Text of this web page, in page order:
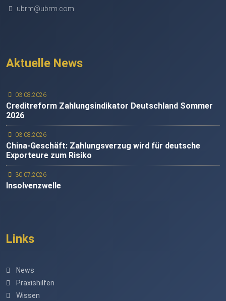
ubrm@ubrm.com
Aktuelle News
03.08.2026
Creditreform Zahlungsindikator Deutschland Sommer
2026
03.08.2026
China-Geschäft: Zahlungsverzug wird für deutsche
Exporteure zum Risiko
30.07.2026
Insolvenzwelle
Links
News
Praxishilfen
Wissen